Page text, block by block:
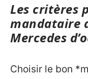
Les critères
mandataire
Mercedes
Choisir le bon